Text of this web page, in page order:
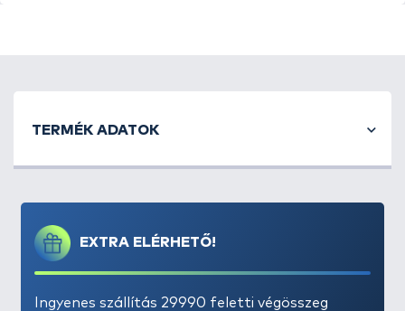
EXTRA ELÉRHETŐ!
Ingyenes szállítás 29990 feletti végösszeg
TERMÉK ADATOK